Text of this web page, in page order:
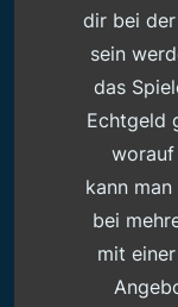
dir bei
sein
das
Echtgeld
worauf
kann
bei
mit